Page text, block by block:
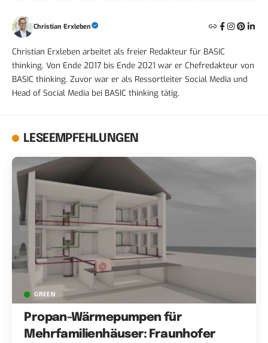
Christian Erxleben
Christian Erxleben arbeitet als freier Redakteur für BASIC
thinking. Von Ende 2017 bis Ende 2021 war er Chefredakteur von
BASIC thinking. Zuvor war er als Ressortleiter Social Media und
Head of Social Media bei BASIC thinking tätig.
LESEEMPFEHLUNGEN
GREEN
Propan-Wärmepumpen für
Mehrfamilienhäuser: Fraunhofer